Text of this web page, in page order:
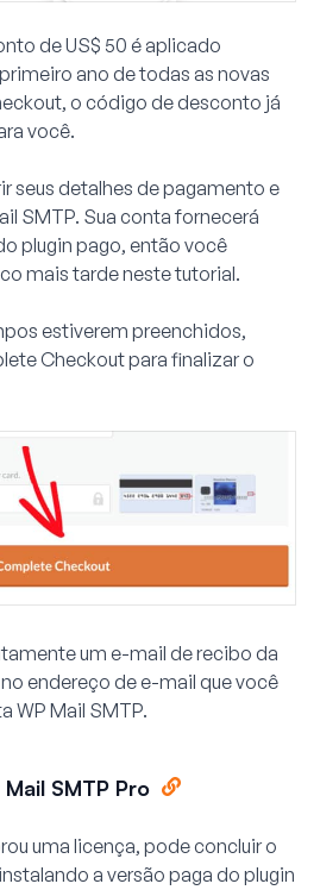
de US$ 50 é aplicado
ano de todas as novas
o código de desconto já
você.
seus detalhes de pagamento e
SMTP. Sua conta fornecerá
plugin pago, então você
mais tarde neste tutorial.
estiverem preenchidos,
Checkoutpara finalizar o
um e-mail de recibo da
endereço de e-mail que você
WP Mail SMTP.
SMTP Pro
uma licença, pode concluir o
a versão paga do plugin